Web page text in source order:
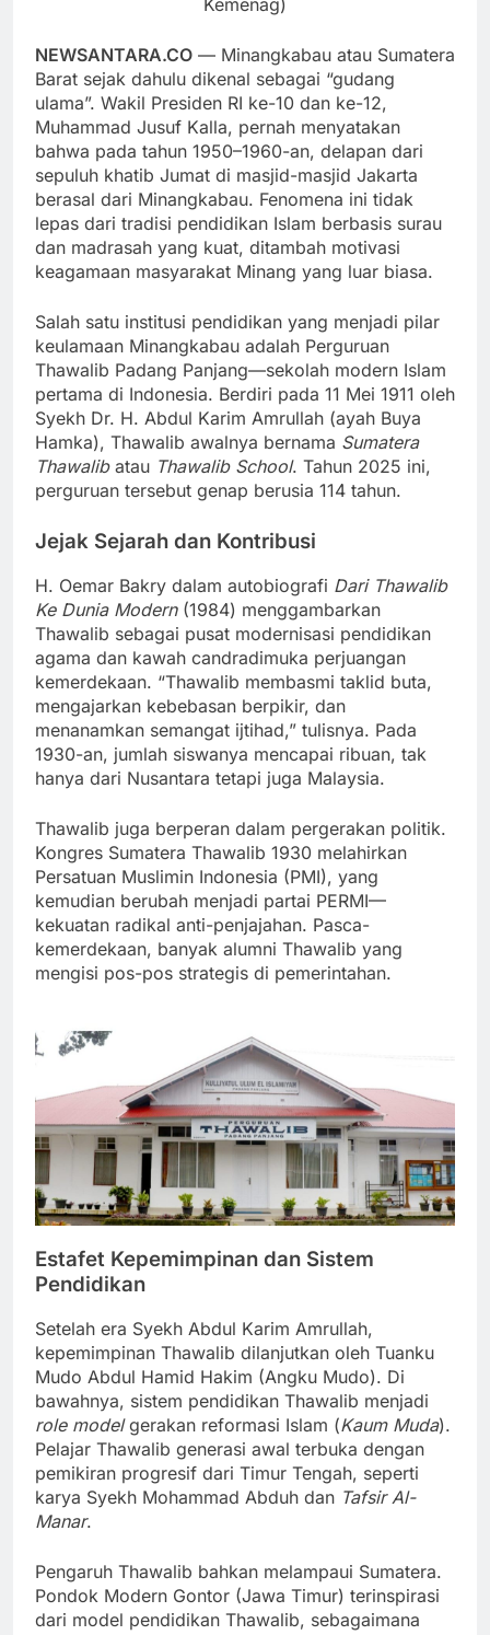
NEWSANTARA.CO — Minangkabau atau Sumatera
Barat sejak dahulu dikenal sebagai “gudang
ulama”. Wakil Presiden RI ke-10 dan ke-12,
Muhammad Jusuf Kalla, pernah menyatakan
bahwa pada tahun 1950–1960-an, delapan dari
sepuluh khatib Jumat di masjid-masjid Jakarta
berasal dari Minangkabau. Fenomena ini tidak
lepas dari tradisi pendidikan Islam berbasis surau
dan madrasah yang kuat, ditambah motivasi
keagamaan masyarakat Minang yang luar biasa.
Salah satu institusi pendidikan yang menjadi pilar
keulamaan Minangkabau adalah Perguruan
Thawalib Padang Panjang—sekolah modern Islam
pertama di Indonesia. Berdiri pada 11 Mei 1911 oleh
Syekh Dr. H. Abdul Karim Amrullah (ayah Buya
Hamka), Thawalib awalnya bernama Sumatera
Thawalibatau Thawalib School. Tahun 2025 ini,
perguruan tersebut genap berusia 114 tahun.
Jejak Sejarah dan Kontribusi
H. Oemar Bakry dalam autobiografi Dari Thawalib
Ke Dunia Modern(1984) menggambarkan
Thawalib sebagai pusat modernisasi pendidikan
agama dan kawah candradimuka perjuangan
kemerdekaan. “Thawalib membasmi taklid buta,
mengajarkan kebebasan berpikir, dan
menanamkan semangat ijtihad,” tulisnya. Pada
1930-an, jumlah siswanya mencapai ribuan, tak
hanya dari Nusantara tetapi juga Malaysia.
Thawalib juga berperan dalam pergerakan politik.
Kongres Sumatera Thawalib 1930 melahirkan
Persatuan Muslimin Indonesia (PMI), yang
kemudian berubah menjadi partai PERMI—
kekuatan radikal anti-penjajahan. Pasca-
kemerdekaan, banyak alumni Thawalib yang
mengisi pos-pos strategis di pemerintahan.
Estafet Kepemimpinan dan Sistem
Pendidikan
Setelah era Syekh Abdul Karim Amrullah,
kepemimpinan Thawalib dilanjutkan oleh Tuanku
Mudo Abdul Hamid Hakim (Angku Mudo). Di
bawahnya, sistem pendidikan Thawalib menjadi
role modelgerakan reformasi Islam (Kaum Muda).
Pelajar Thawalib generasi awal terbuka dengan
pemikiran progresif dari Timur Tengah, seperti
karya Syekh Mohammad Abduh dan Tafsir Al-
Manar.
Pengaruh Thawalib bahkan melampaui Sumatera.
Pondok Modern Gontor (Jawa Timur) terinspirasi
dari model pendidikan Thawalib, sebagaimana